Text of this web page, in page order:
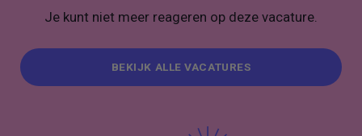
Je kunt niet meer reageren op deze vacature.
BEKIJK ALLE VACATURES